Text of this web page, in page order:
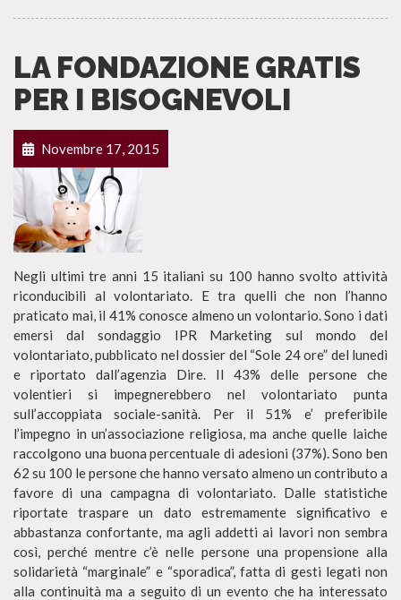
LA FONDAZIONE GRATIS
PER I BISOGNEVOLI
Novembre 17, 2015
Negli ultimi tre anni 15 italiani su 100 hanno svolto attività
riconducibili al volontariato. E tra quelli che non l’hanno
praticato mai, il 41% conosce almeno un volontario. Sono i dati
emersi dal sondaggio IPR Marketing sul mondo del
volontariato, pubblicato nel dossier del “Sole 24 ore” del lunedì
e riportato dall’agenzia Dire. Il 43% delle persone che
volentieri si impegnerebbero nel volontariato punta
sull’accoppiata sociale-sanità. Per il 51% e’ preferibile
l’impegno in un’associazione religiosa, ma anche quelle laiche
raccolgono una buona percentuale di adesioni (37%). Sono ben
62 su 100 le persone che hanno versato almeno un contributo a
favore di una campagna di volontariato. Dalle statistiche
riportate traspare un dato estremamente significativo e
abbastanza confortante, ma agli addetti ai lavori non sembra
così, perché mentre c’è nelle persone una propensione alla
solidarietà “marginale” e “sporadica”, fatta di gesti legati non
alla continuità ma a seguito di un evento che ha interessato